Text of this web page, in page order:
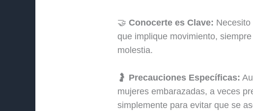
🤝 Conocerte es Clave:
que implique movimiento,
molestia.
🤰 Precauciones Específicas:
mujeres embarazadas, a veces
simplemente para evitar que se